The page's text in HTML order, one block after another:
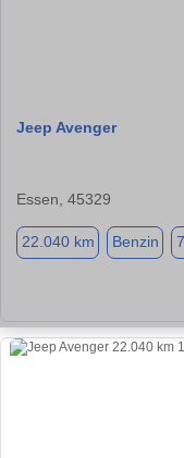
Jeep Avenger
Essen, 45329
22.040 km Benzin